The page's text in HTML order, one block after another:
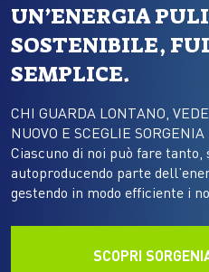
UN’ENERGIA
SOSTENIBILE,
SEMPLICE.
CHI GUARDA LONTANO,
NUOVO E SCEGLIE SORGENIA
Ciascuno di noi può fare tanto,
autoproducendo parte
gestendo in modo efficiente i
SCOPRI